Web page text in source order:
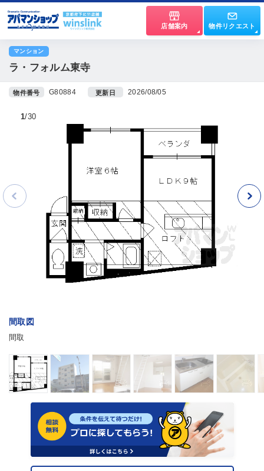
店舗案内 物件リクエスト
マンション
ラ・フォルム東寺
物件番号 G80884 更新日 2026/08/05
間取図
間取
1 30